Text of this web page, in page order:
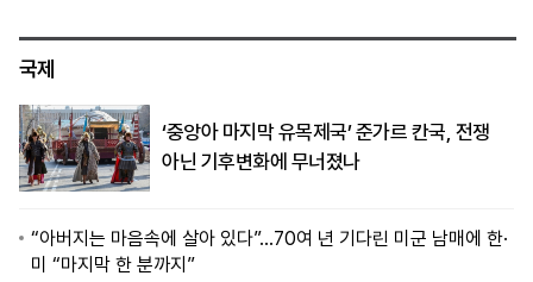
국제
‘중앙아 마지막 유목제국’ 준가르 칸국, 전쟁
아닌 기후변화에 무너졌나
“아버지는 마음속에 살아 있다”…70여 년 기다린 미군 남매에 한·
미 “마지막 한 분까지”